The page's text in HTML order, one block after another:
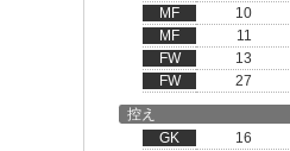
MF
10
MF
11
FW
13
FW
27
控え
GK
16